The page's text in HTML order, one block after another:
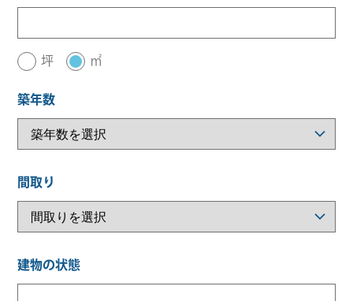
坪 ㎡
築年数
間取り
建物の状態